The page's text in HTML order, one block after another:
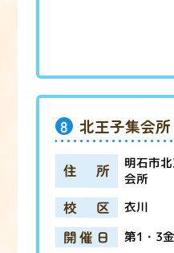
8 北王子集会所
住所 明石市
会所
校区 衣川
開催日 第1・3